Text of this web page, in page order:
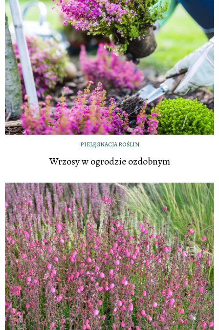
PIELĘGNACJA ROŚLIN
Wrzosy w ogrodzie ozdobnym